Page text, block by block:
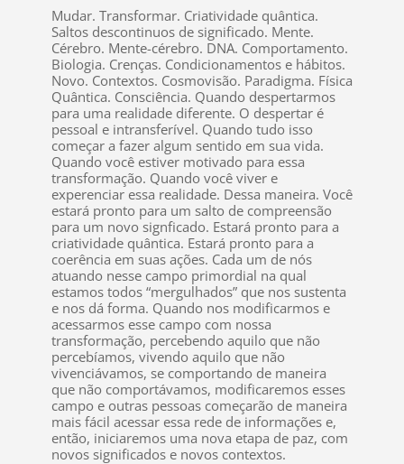
Mudar. Transformar. Criatividade quântica.
Saltos descontinuos de significado. Mente.
Cérebro. Mente-cérebro. DNA. Comportamento.
Biologia. Crenças. Condicionamentos e hábitos.
Novo. Contextos. Cosmovisão. Paradigma. Física
Quântica. Consciência. Quando despertarmos
para uma realidade diferente. O despertar é
pessoal e intransferível. Quando tudo isso
começar a fazer algum sentido em sua vida.
Quando você estiver motivado para essa
transformação. Quando você viver e
experenciar essa realidade. Dessa maneira. Você
estará pronto para um salto de compreensão
para um novo signficado. Estará pronto para a
criatividade quântica. Estará pronto para a
coerência em suas ações. Cada um de nós
atuando nesse campo primordial na qual
estamos todos “mergulhados” que nos sustenta
e nos dá forma. Quando nos modificarmos e
acessarmos esse campo com nossa
transformação, percebendo aquilo que não
percebíamos, vivendo aquilo que não
vivenciávamos, se comportando de maneira
que não comportávamos, modificaremos esses
campo e outras pessoas começarão de maneira
mais fácil acessar essa rede de informações e,
então, iniciaremos uma nova etapa de paz, com
novos significados e novos contextos.